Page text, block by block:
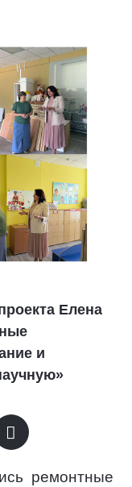
Елена
и
ремонтные